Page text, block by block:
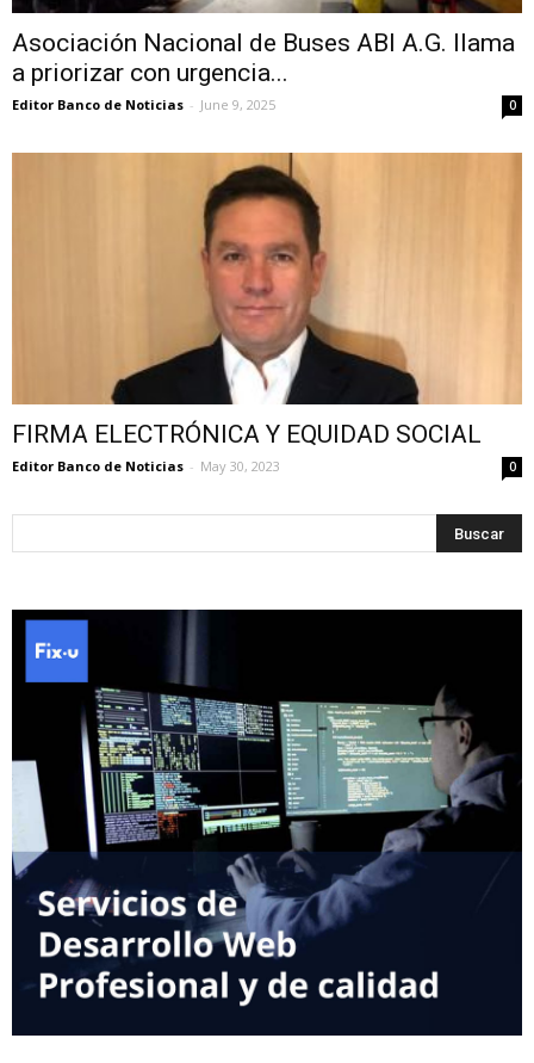
Asociación Nacional de Buses ABI A.G. llama
a priorizar con urgencia...
Editor Banco de Noticias - June 9, 2025 0
FIRMA ELECTRÓNICA Y EQUIDAD SOCIAL
Editor Banco de Noticias - May 30, 2023 0